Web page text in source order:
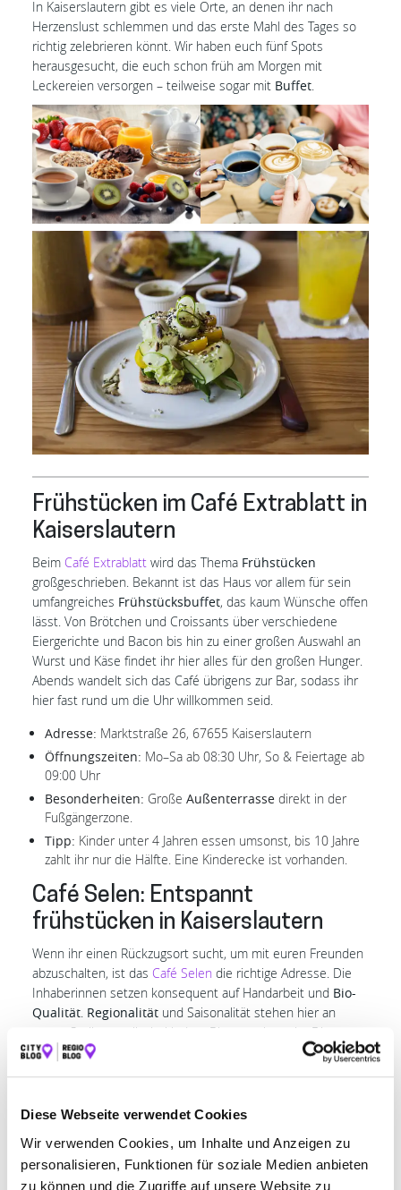
Diese Webseite verwendet Cookies
Wir verwenden Cookies, um Inhalte und Anzeigen zu
personalisieren, Funktionen für soziale Medien anbieten
zu können und die Zugriffe auf unsere Website zu
In Kaiserslautern gibt es viele Orte, an denen ihr nach
Herzenslust schlemmen und das erste Mahl des Tages so
richtig zelebrieren könnt. Wir haben euch fünf Spots
herausgesucht, die euch schon früh am Morgen mit
Leckereien versorgen – teilweise sogar mit Buffet
Frühstücken im Café Extrablatt in
Kaiserslautern
Beim Café Extrablatt wird das Thema Frühstücken
großgeschrieben. Bekannt ist das Haus vor allem für sein
umfangreiches Frühstücksbuffet, das kaum Wünsche offen
lässt. Von Brötchen und Croissants über verschiedene
Eiergerichte und Bacon bis hin zu einer großen Auswahl an
Wurst und Käse findet ihr hier alles für den großen Hunger.
Abends wandelt sich das Café übrigens zur Bar, sodass ihr
hier fast rund um die Uhr willkommen seid.
Adresse: Marktstraße 26, 67655 Kaiserslautern
Öffnungszeiten: Mo–Sa ab 08:30 Uhr, So & Feiertage ab
09:00 Uhr
Besonderheiten: Große Außenterrasse direkt in der
Fußgängerzone.
Tipp: Kinder unter 4 Jahren essen umsonst, bis 10 Jahre
zahlt ihr nur die Hälfte. Eine Kinderecke ist vorhanden.
Café Selen: Entspannt
frühstücken in Kaiserslautern
Wenn ihr einen Rückzugsort sucht, um mit euren Freunden
abzuschalten, ist das Café Selen die richtige Adresse. Die
Inhaberinnen setzen konsequent auf Handarbeit und Bio-
Qualität. Regionalität und Saisonalität stehen hier an
erster Stelle, was ihr bei jedem Bissen schmeckt. Die
Atmosphäre ist ruhig und bodenständig – ideal für alle, die
Adresse: Mannheimer Straße 139, 67657 Kaiserslautern
Öffnungszeiten:Di–Sa 10:00–18:00 Uhr, So 11:00–17:00
Uhr (Mo Ruhetag)